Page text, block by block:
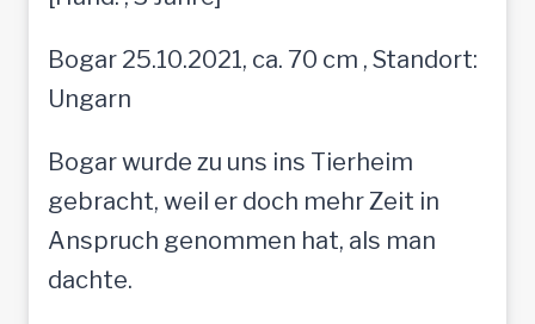
Bogar 25.10.2021, ca. 70 cm , Standort:
Ungarn
Bogar wurde zu uns ins Tierheim
gebracht, weil er doch mehr Zeit in
Anspruch genommen hat, als man
dachte.